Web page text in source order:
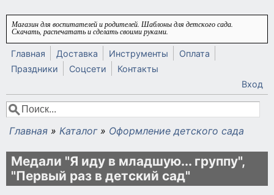
Перейти к основному содержанию
Магазин для воспитателей и родителей. Шаблоны для детского сада.
Скачать, распечатать и сделать своими руками.
Главная Доставка Инструменты
Оплата
Праздники
Соцсети
Контакты
Вход
Форма поиска
Поиск
Вы здесь
Главная » Каталог » Оформление детского сада
Медали "Я иду в младшую... группу",
"Первый раз в детский сад"